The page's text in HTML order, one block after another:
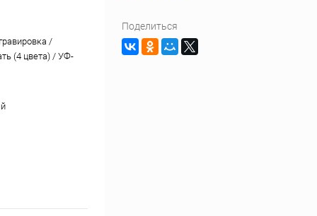
/
(4 цвета) / УФ-
Поделиться